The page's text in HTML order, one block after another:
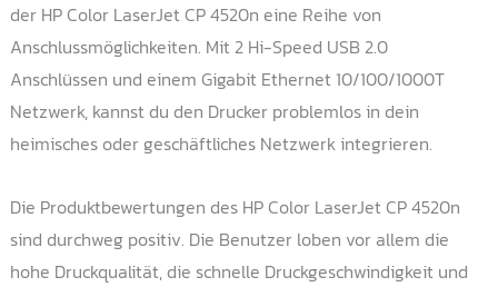
der HP Color LaserJet CP 4520n eine Reihe von
Anschlussmöglichkeiten. Mit 2 Hi-Speed USB 2.0
Anschlüssen und einem Gigabit Ethernet 10/100/1000T
Netzwerk, kannst du den Drucker problemlos in dein
heimisches oder geschäftliches Netzwerk integrieren.
Die Produktbewertungen des HP Color LaserJet CP 4520n
sind durchweg positiv. Die Benutzer loben vor allem die
hohe Druckqualität, die schnelle Druckgeschwindigkeit und